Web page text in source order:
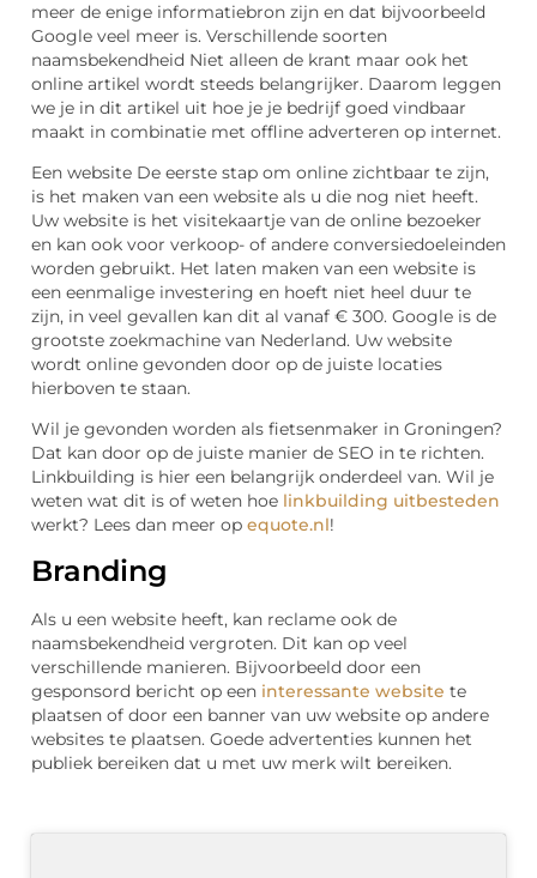
meer de enige informatiebron zijn en dat bijvoorbeeld
Google veel meer is. Verschillende soorten
naamsbekendheid Niet alleen de krant maar ook het
online artikel wordt steeds belangrijker. Daarom leggen
we je in dit artikel uit hoe je je bedrijf goed vindbaar
maakt in combinatie met offline adverteren op internet.
Een website De eerste stap om online zichtbaar te zijn,
is het maken van een website als u die nog niet heeft.
Uw website is het visitekaartje van de online bezoeker
en kan ook voor verkoop- of andere conversiedoeleinden
worden gebruikt. Het laten maken van een website is
een eenmalige investering en hoeft niet heel duur te
zijn, in veel gevallen kan dit al vanaf € 300. Google is de
grootste zoekmachine van Nederland. Uw website
wordt online gevonden door op de juiste locaties
hierboven te staan.
Wil je gevonden worden als fietsenmaker in Groningen?
Dat kan door op de juiste manier de SEO in te richten.
Linkbuilding is hier een belangrijk onderdeel van. Wil je
weten wat dit is of weten hoe linkbuilding uitbesteden
werkt? Lees dan meer op equote.nl!
Branding
Als u een website heeft, kan reclame ook de
naamsbekendheid vergroten. Dit kan op veel
verschillende manieren. Bijvoorbeeld door een
gesponsord bericht op een interessante website te
plaatsen of door een banner van uw website op andere
websites te plaatsen. Goede advertenties kunnen het
publiek bereiken dat u met uw merk wilt bereiken.